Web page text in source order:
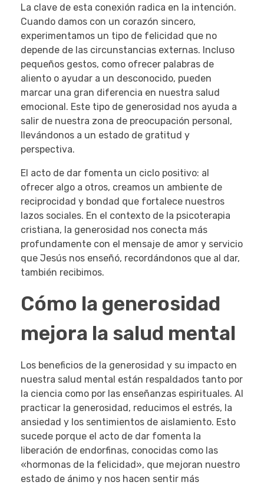
La clave de esta conexión radica en la intención.
Cuando damos con un corazón sincero,
experimentamos un tipo de felicidad que no
depende de las circunstancias externas. Incluso
pequeños gestos, como ofrecer palabras de
aliento o ayudar a un desconocido, pueden
marcar una gran diferencia en nuestra salud
emocional. Este tipo de generosidad nos ayuda a
salir de nuestra zona de preocupación personal,
llevándonos a un estado de gratitud y
perspectiva.
El acto de dar fomenta un ciclo positivo: al
ofrecer algo a otros, creamos un ambiente de
reciprocidad y bondad que fortalece nuestros
lazos sociales. En el contexto de la psicoterapia
cristiana, la generosidad nos conecta más
profundamente con el mensaje de amor y servicio
que Jesús nos enseñó, recordándonos que al dar,
también recibimos.
Cómo la generosidad
mejora la salud mental
Los beneficios de la generosidad y su impacto en
nuestra salud mental están respaldados tanto por
la ciencia como por las enseñanzas espirituales. Al
practicar la generosidad, reducimos el estrés, la
ansiedad y los sentimientos de aislamiento. Esto
sucede porque el acto de dar fomenta la
liberación de endorfinas, conocidas como las
«hormonas de la felicidad», que mejoran nuestro
estado de ánimo y nos hacen sentir más